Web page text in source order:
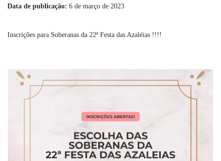
Data de publicação: 6 de março de 2023
Inscrições para Soberanas da 22ª Festa das Azaléias !!!!